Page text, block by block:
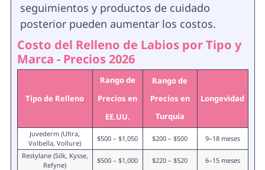
seguimientos y productos de cuidado
posterior pueden aumentar los costos.
Costo del Relleno de Labios por Tipo y
Marca - Precios 2026
Tipo de Relleno
Rango de
Precios en
EE.UU.
Rango de
Precios en
Turquía
Longevidad
Juvederm (Ultra,
Volbella, Vollure)
$500 – $1,050 $200 – $500
9–18 meses
Restylane (Silk, Kysse,
Refyne)
$500 – $1,000 $220 – $520
6–15 meses